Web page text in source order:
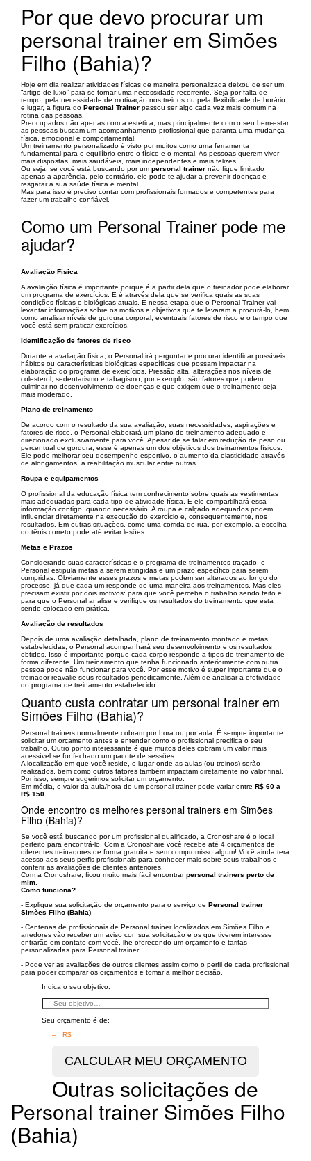
Por que devo procurar um
personal trainer em Simões
Filho (Bahia)?
Hoje em dia realizar atividades físicas de maneira personalizada deixou de ser um
“artigo de luxo” para se tornar uma necessidade recorrente. Seja por falta de
tempo, pela necessidade de motivação nos treinos ou pela flexibilidade de horário
e lugar, a figura do Personal Trainer passou ser algo cada vez mais comum na
rotina das pessoas.
Preocupados não apenas com a estética, mas principalmente com o seu bem-estar,
as pessoas buscam um acompanhamento profissional que garanta uma mudança
física, emocional e comportamental.
Um treinamento personalizado é visto por muitos como uma ferramenta
fundamental para o equilíbrio entre o físico e o mental. As pessoas querem viver
mais dispostas, mais saudáveis, mais independentes e mais felizes.
Ou seja, se você está buscando por um personal trainer não fique limitado
apenas a aparência, pelo contrário, ele pode te ajudar a prevenir doenças e
resgatar a sua saúde física e mental.
Mas para isso é preciso contar com profissionais formados e competentes para
fazer um trabalho confiável.
Como um Personal Trainer pode me
ajudar?
Avaliação Física
A avaliação física é importante porque é a partir dela que o treinador pode elaborar
um programa de exercícios. E é através dela que se verifica quais as suas
condições físicas e biológicas atuais. É nessa etapa que o Personal Trainer vai
levantar informações sobre os motivos e objetivos que te levaram a procurá-lo, bem
como analisar níveis de gordura corporal, eventuais fatores de risco e o tempo que
você está sem praticar exercícios.
Identificação de fatores de risco
Durante a avaliação física, o Personal irá perguntar e procurar identificar possíveis
hábitos ou características biológicas específicas que possam impactar na
elaboração do programa de exercícios. Pressão alta, alterações nos níveis de
colesterol, sedentarismo e tabagismo, por exemplo, são fatores que podem
culminar no desenvolvimento de doenças e que exigem que o treinamento seja
mais moderado.
Plano de treinamento
De acordo com o resultado da sua avaliação, suas necessidades, aspirações e
fatores de risco, o Personal elaborará um plano de treinamento adequado e
direcionado exclusivamente para você. Apesar de se falar em redução de peso ou
percentual de gordura, esse é apenas um dos objetivos dos treinamentos físicos.
Ele pode melhorar seu desempenho esportivo, o aumento da elasticidade através
de alongamentos, a reabilitação muscular entre outras.
Roupa e equipamentos
O profissional da educação física tem conhecimento sobre quais as vestimentas
mais adequadas para cada tipo de atividade física. E ele compartilhará essa
informação contigo, quando necessário. A roupa e calçado adequados podem
influenciar diretamente na execução do exercício e, consequentemente, nos
resultados. Em outras situações, como uma corrida de rua, por exemplo, a escolha
do tênis correto pode até evitar lesões.
Metas e Prazos
Considerando suas características e o programa de treinamentos traçado, o
Personal estipula metas a serem atingidas e um prazo específico para serem
cumpridas. Obviamente esses prazos e metas podem ser alterados ao longo do
processo, já que cada um responde de uma maneira aos treinamentos. Mas eles
precisam existir por dois motivos: para que você perceba o trabalho sendo feito e
para que o Personal analise e verifique os resultados do treinamento que está
sendo colocado em prática.
Avaliação de resultados
Depois de uma avaliação detalhada, plano de treinamento montado e metas
estabelecidas, o Personal acompanhará seu desenvolvimento e os resultados
obtidos. Isso é importante porque cada corpo responde a tipos de treinamento de
forma diferente. Um treinamento que tenha funcionado anteriormente com outra
pessoa pode não funcionar para você. Por esse motivo é super importante que o
treinador reavalie seus resultados periodicamente. Além de analisar a efetividade
do programa de treinamento estabelecido.
Quanto custa contratar um personal trainer em
Simões Filho (Bahia)?
Personal trainers normalmente cobram por hora ou por aula. É sempre importante
solicitar um orçamento antes e entender como o profissional precifica o seu
trabalho. Outro ponto interessante é que muitos deles cobram um valor mais
acessível se for fechado um pacote de sessões.
A localização em que você reside, o lugar onde as aulas (ou treinos) serão
realizados, bem como outros fatores também impactam diretamente no valor final.
Por isso, sempre sugerimos solicitar um orçamento.
Em média, o valor da aula/hora de um personal trainer pode variar entre R$ 60 a
R$ 150
Onde encontro os melhores personal trainers em Simões
Filho (Bahia)?
Se você está buscando por um profissional qualificado, a Cronoshare é o local
perfeito para encontrá-lo. Com a Cronoshare você recebe até 4 orçamentos de
diferentes treinadores de forma gratuita e sem compromisso algum! Você ainda terá
acesso aos seus perfis profissionais para conhecer mais sobre seus trabalhos e
conferir as avaliações de clientes anteriores.
Com a Cronoshare, ficou muito mais fácil encontrarpersonal trainers perto de
mim
Como funciona?
- Explique sua solicitação de orçamento para o serviço de Personal trainer
Simões Filho (Bahia)
- Centenas de profissionais de Personal trainer localizados em Simões Filho e
arredores vão receber um aviso con sua solicitação e os que tiverem interesse
entrarão em contato com você, lhe oferecendo um orçamento e tarifas
personalizadas para Personal trainer.
- Pode ver as avaliações de outros clientes assim como o perfil de cada profissional
para poder comparar os orçamentos e tomar a melhor decisão.
Indica o seu objetivo:
Seu orçamento é de:
– R$
Outras solicitações de
Personal trainer Simões Filho
(Bahia)